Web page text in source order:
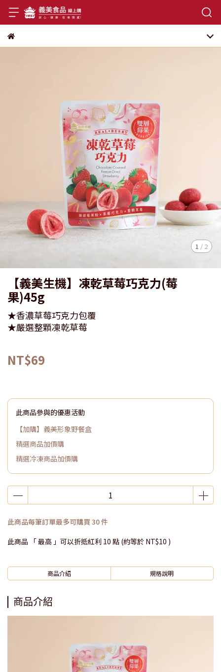
1 / 2
【義美生機】凍乾草莓巧克力(莓
果)45g
★香濃草莓巧克力包覆
★嚴選整顆凍乾草莓
NT$69
此商品參與的優惠活動
【加購】義美形象野餐盒
精選商品加價購
精選冷凍商品加價購
此商品每筆訂單最多可購買 30 件
此商品 「 最高 」可以折抵紅利 10 點 (約等於 NT$10 )
商品介紹 規格說明
商品介紹